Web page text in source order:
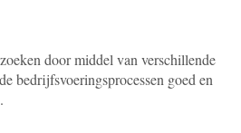
door middel van verschillende
bedrijfsvoeringsprocessen goed en